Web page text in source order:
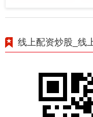
线上配资炒股_线